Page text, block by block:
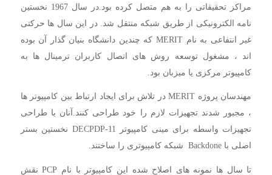
مراکز تحقیقاتی را به هم متصل کرده بود.در سال 1967 نخستین
نامه الکترونیکی از طریق شبکه منتقل شد. در این سال ها حرکتی
غیر انتفاعی به نام MERIT که چندین دانشگاه بنیان گذار آن بوده
اند ، مشغول توسعه روش های اتصال کاربران ترمینال ها به
کامپیوتر مرکزی یا میزبان بود.
مهندسان پروژه MERIT در تلاش برای ایجاد ارتباط بین کامپیوتر ها
، مجبور شدند تجهیزات لازم را خود طراحی کنند.آنان با طراحی
تجهیزات واسطه برای مینی کامپیوتر DECPDP-11 نخستین بستر
اصلی با Backdone شبکه کامپیوتری را ساختند.
تا سال ها نمونه های اصلاح شده این کامپیوتر با نام PCP نقش